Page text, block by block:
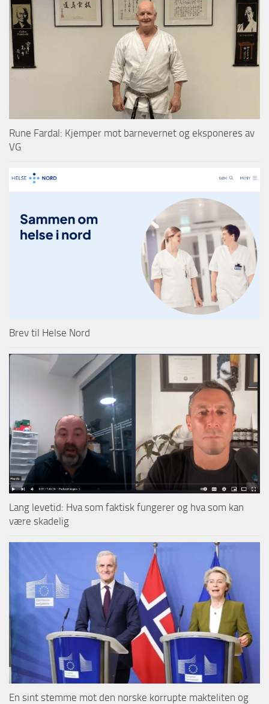
Rune Fardal: Kjemper mot barnevernet og eksponeres av
VG
Brev til Helse Nord
Lang levetid: Hva som faktisk fungerer og hva som kan
være skadelig
En sint stemme mot den norske korrupte makteliten og